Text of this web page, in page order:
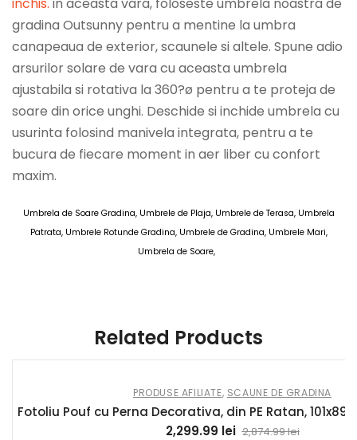
gradina Outsunny pentru a mentine la umbra
canapeaua de exterior, scaunele si altele. Spune adio
arsurilor solare de vara cu aceasta umbrela
ajustabila si rotativa la 360?ø pentru a te proteja de
soare din orice unghi. Deschide si inchide umbrela cu
usurinta folosind manivela integrata, pentru a te
bucura de fiecare moment in aer liber cu confort
maxim.
Umbrela de Soare Gradina, Umbrele de Plaja, Umbrele de Terasa, Umbrela
Patrata, Umbrele Rotunde Gradina, Umbrele de Gradina, Umbrele Mari,
Umbrela de Soare,
Related Products
PRODUSE AFILIATE, SCAUNE DE GRADINA
Fotoliu Pouf cu Perna Decorativa, din PE Ratan,
2,874.99lei
2,299.99 lei